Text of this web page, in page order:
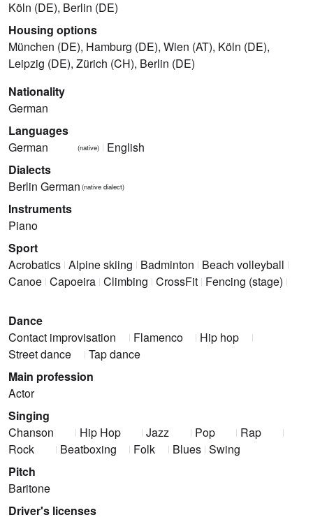
Köln (DE), Berlin (DE)
Housing options
München (DE), Hamburg (DE), Wien (AT), Köln (DE),
Leipzig (DE), Zürich (CH), Berlin (DE)
Nationality
German
Languages
German
(native)
English
Dialects
Berlin German (native dialect)
Instruments
Piano
Sport
Acrobatics Alpine skiing Badminton Beach volleyball
Canoe Capoeira Climbing CrossFit Fencing (stage)
Dance
Contact improvisation
Flamenco
Hip hop
Street dance
Tap dance
Main profession
Actor
Singing
Chanson
Hip Hop Jazz Pop
Rap
Rock
Beatboxing Folk Blues Swing
Pitch
Baritone
Driver's licenses